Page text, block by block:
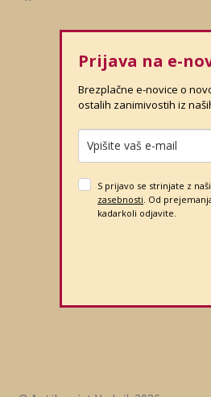
Prijava na e-
Brezplačne e-novice o
ostalih zanimivostih iz
S prijavo se strinjate z
zasebnosti . Od
kadarkoli odjavite.